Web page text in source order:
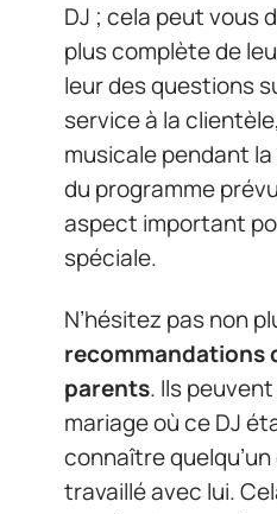
DJ ; cela peut vous
plus complète de
leur des questions
service à la
musicale pendant
du programme
aspect important
spéciale.
N’hésitez pas non
recommandations
parents. Ils
mariage où ce DJ
connaître
travaillé avec lui.